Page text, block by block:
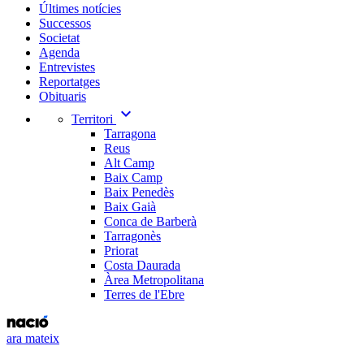
Últimes notícies
Successos
Societat
Agenda
Entrevistes
Reportatges
Obituaris
Territori
expand_more
Tarragona
Reus
Alt Camp
Baix Camp
Baix Penedès
Baix Gaià
Conca de Barberà
Tarragonès
Priorat
Costa Daurada
Àrea Metropolitana
Terres de l'Ebre
ara mateix